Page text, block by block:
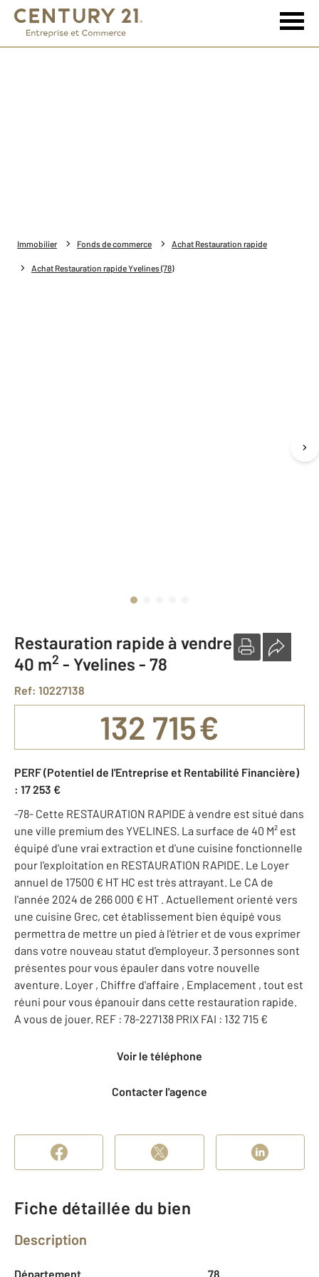
Immobilier Fonds de commerce Achat Restauration rapide
Achat Restauration rapide Yvelines (78)
Restauration rapide à vendre
40 m2 - Yvelines - 78
Ref: 10227138
132 715 €
PERF (Potentiel de l'Entreprise et Rentabilité Financière)
: 17 253 €
-78- Cette RESTAURATION RAPIDE à vendre est situé dans
une ville premium des YVELINES. La surface de 40 M² est
équipé d'une vrai extraction et d'une cuisine fonctionnelle
pour l'exploitation en RESTAURATION RAPIDE. Le Loyer
annuel de 17500 € HT HC est très attrayant. Le CA de
l'année 2024 de 266 000 € HT . Actuellement orienté vers
une cuisine Grec, cet établissement bien équipé vous
permettra de mettre un pied à l'étrier et de vous exprimer
dans votre nouveau statut d'employeur. 3 personnes sont
présentes pour vous épauler dans votre nouvelle
aventure. Loyer , Chiffre d'affaire , Emplacement , tout est
réuni pour vous épanouir dans cette restauration rapide.
A vous de jouer. REF : 78-227138 PRIX FAI : 132 715 €
Voir le téléphone
Contacter l'agence
Fiche détaillée du bien
Description
Département 78